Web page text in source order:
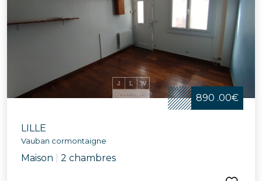
890 .00€
LILLE
Vauban cormontaigne
Maison 2 chambres